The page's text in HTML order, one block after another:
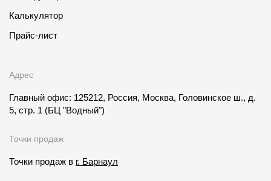
Калькулятор
Прайс-лист
Адрес
Главный офис: 125212, Россия, Москва, Головинское ш., д.
5, стр. 1 (БЦ "Водный")
Точки продаж
Точки продаж в г. Барнаул